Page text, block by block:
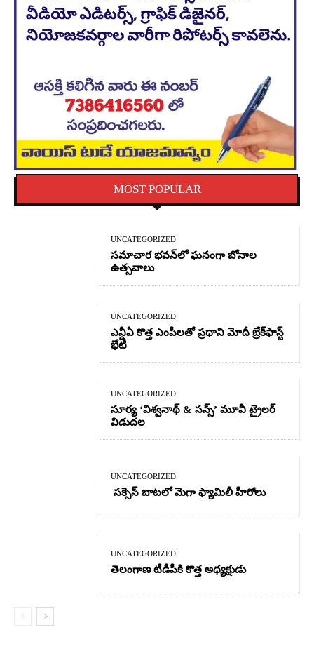
MOST POPULAR
UNCATEGORIZED
సమాచార భవన్‌లో ఘనంగా బోనాల
ఉత్సవాలు
UNCATEGORIZED
ఎన్డీఏ కొత్త ఎంపీలతో ప్రధాని మోదీ బ్రేక్‌ఫాస్ట్
భేటీ
UNCATEGORIZED
సూర్య ‘విశ్వనాథ్ & సన్స్’ మూవీ ట్రైలర్
విడుదల
UNCATEGORIZED
సక్సెస్ బాటలో మెగా ఫ్యామిలీ హీరోలు
UNCATEGORIZED
తెలంగాణ టీడీపీకి కొత్త అధ్యక్షుడు